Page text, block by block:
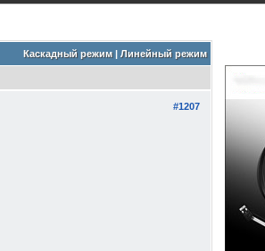
Каскадный режим| Линейный режим
#1207